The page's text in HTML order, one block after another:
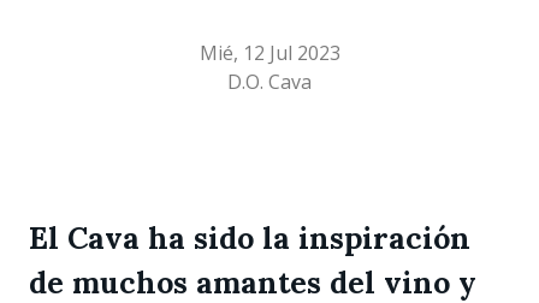
Mié, 12 Jul 2023
D.O. Cava
El Cava ha sido la inspiración
de muchos amantes del vino y